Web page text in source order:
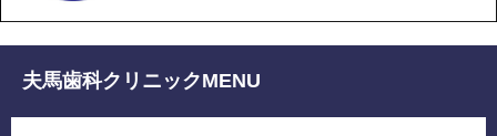
夫馬歯科クリニックMENU